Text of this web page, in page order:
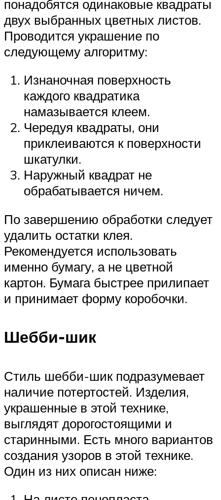
понадобятся одинаковые квадраты
двух выбранных цветных листов.
Проводится украшение по
следующему алгоритму:
Изнаночная поверхность
каждого квадратика
намазывается клеем.
Чередуя квадраты, они
приклеиваются к поверхности
шкатулки.
Наружный квадрат не
обрабатывается ничем.
По завершению обработки следует
удалить остатки клея.
Рекомендуется использовать
именно бумагу, а не цветной
картон. Бумага быстрее прилипает
и принимает форму коробочки.
Шебби-шик
Стиль шебби-шик подразумевает
наличие потертостей. Изделия,
украшенные в этой технике,
выглядят дорогостоящими и
старинными. Есть много вариантов
создания узоров в этой технике.
Один из них описан ниже: